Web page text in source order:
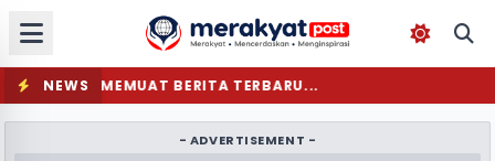
NEWS MEMUAT BERITA TERBARU...
- ADVERTISEMENT -